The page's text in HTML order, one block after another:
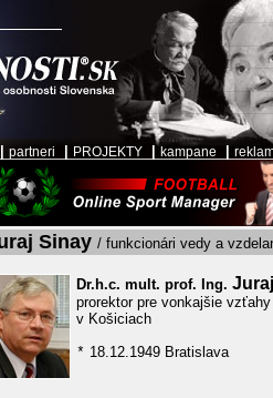
partneri PROJEKTY kampane
Sinay / funkcionári vedy a
Dr.h.c. mult. prof. Ing.
prorektor pre vonkajšie
v Košiciach
* 18.12.1949 Bratislava